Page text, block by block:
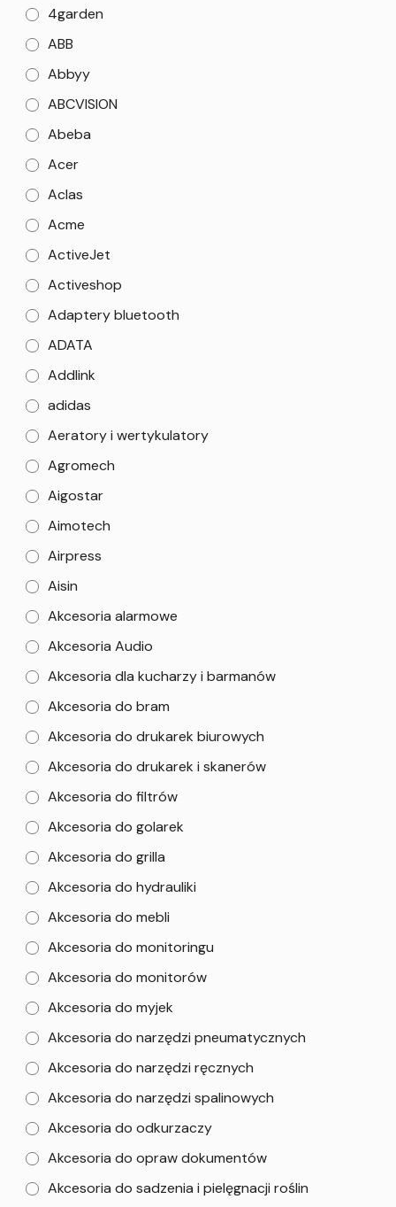
4garden
ABB
Abbyy
ABCVISION
Abeba
Acer
Aclas
Acme
ActiveJet
Activeshop
Adaptery bluetooth
ADATA
Addlink
adidas
Aeratory i wertykulatory
Agromech
Aigostar
Aimotech
Airpress
Aisin
Akcesoria alarmowe
Akcesoria Audio
Akcesoria dla kucharzy i barmanów
Akcesoria do bram
Akcesoria do drukarek biurowych
Akcesoria do drukarek i skanerów
Akcesoria do filtrów
Akcesoria do golarek
Akcesoria do grilla
Akcesoria do hydrauliki
Akcesoria do mebli
Akcesoria do monitoringu
Akcesoria do monitorów
Akcesoria do myjek
Akcesoria do narzędzi pneumatycznych
Akcesoria do narzędzi ręcznych
Akcesoria do narzędzi spalinowych
Akcesoria do odkurzaczy
Akcesoria do opraw dokumentów
Akcesoria do sadzenia i pielęgnacji roślin